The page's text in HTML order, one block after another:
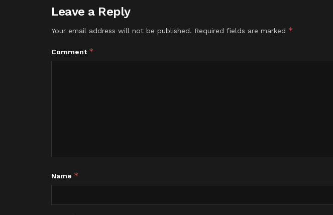
Leave a Reply
Your email address will not be published. Required fields are marked *
Comment *
Name *